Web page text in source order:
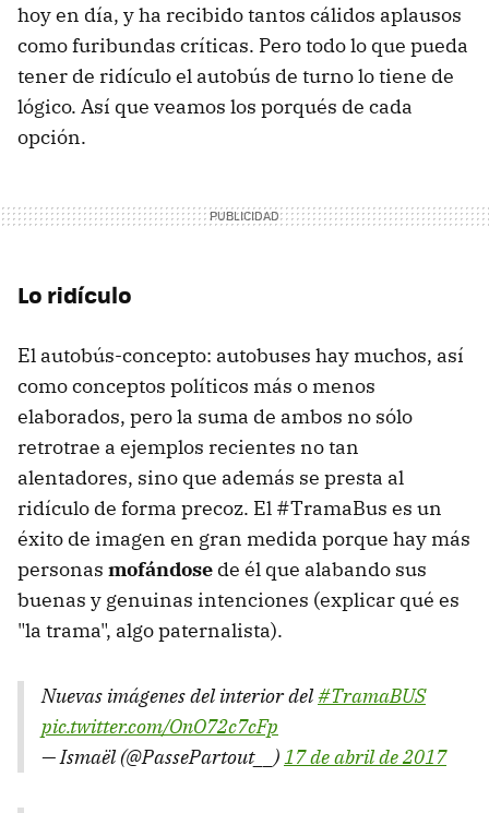
hoy en día, y ha recibido tantos cálidos aplausos
como furibundas críticas. Pero todo lo que pueda
tener de ridículo el autobús de turno lo tiene de
lógico. Así que veamos los porqués de cada
opción.
Lo ridículo
El autobús-concepto: autobuses hay muchos, así
como conceptos políticos más o menos
elaborados, pero la suma de ambos no sólo
retrotrae a ejemplos recientes no tan
alentadores, sino que además se presta al
ridículo de forma precoz. El #TramaBus es un
éxito de imagen en gran medida porque hay más
personas mofándose de él que alabando sus
buenas y genuinas intenciones (explicar qué es
"la trama", algo paternalista).
Nuevas imágenes del interior del#TramaBUS
pic.twitter.com/OnO72c7cFp
— Ismaël (@PassePartout__)17 de abril de 2017